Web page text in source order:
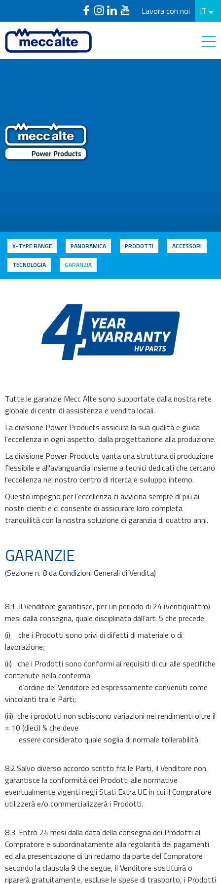
Lavora con noi IT
PowerProducts
X-TYPE RANGE PANORAMICA PRODOTTI
ACCESSORI
TECNOLOGIA
GARANZIA
Tutte le garanzie Mecc Alte sono supportate dalla nostra rete
globale di centri di assistenza e vendita locali.
La divisione Power Products assicura la sua qualità e guida
l'eccellenza in ogni aspetto, dalla progettazione alla produzione.
La divisione Power Products vanta una struttura di produzione
flessibile e all'avanguardia insieme a tecnici dedicati che cercano
l'eccellenza nel nostro centro di ricerca e sviluppo interno.
Questo impegno per l'eccellenza ci avvicina sempre di più ai
nostri clienti e ci consente di assicurare loro completa
tranquillità con la nostra soluzione di garanzia di quattro anni.
GARANZIE
(Sezione n. 8 da Condizioni Generali di Vendita)
8.1. Il Venditore garantisce, per un periodo di 24 (ventiquattro)
mesi dalla consegna, quale disciplinata dall’art. 5 che precede:
(i) che i Prodotti sono privi di difetti di materiale o di
lavorazione;
(ii) che i Prodotti sono conformi ai requisiti di cui alle specifiche
contenute nella conferma
d’ordine del Venditore ed espressamente convenuti come
vincolanti tra le Parti;
(iii) che i prodotti non subiscono variazioni nei rendimenti oltre il
± 10 (dieci) % che deve
essere considerato quale soglia di normale tollerabilità.
8.2.Salvo diverso accordo scritto fra le Parti, il Venditore non
garantisce la conformità dei Prodotti alle normative
eventualmente vigenti negli Stati Extra UE in cui il Compratore
utilizzerà e/o commercializzerà i Prodotti.
8.3. Entro 24 mesi dalla data della consegna dei Prodotti al
Compratore e subordinatamente alla regolarità dei pagamenti
ed alla presentazione di un reclamo da parte del Compratore
secondo la clausola 9 che segue, il Venditore sostituirà o
riparerà gratuitamente, escluse le spese di trasporto, i Prodotti